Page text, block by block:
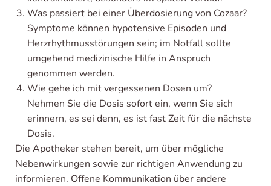
Was passiert bei einer Überdosierung von Cozaar?
Symptome können hypotensive Episoden und
Herzrhythmusstörungen sein; im Notfall sollte
umgehend medizinische Hilfe in Anspruch
genommen werden.
Wie gehe ich mit vergessenen Dosen um?
Nehmen Sie die Dosis sofort ein, wenn Sie sich
erinnern, es sei denn, es ist fast Zeit für die nächste
Dosis.
Die Apotheker stehen bereit, um über mögliche
Nebenwirkungen sowie zur richtigen Anwendung zu
informieren. Offene Kommunikation über andere